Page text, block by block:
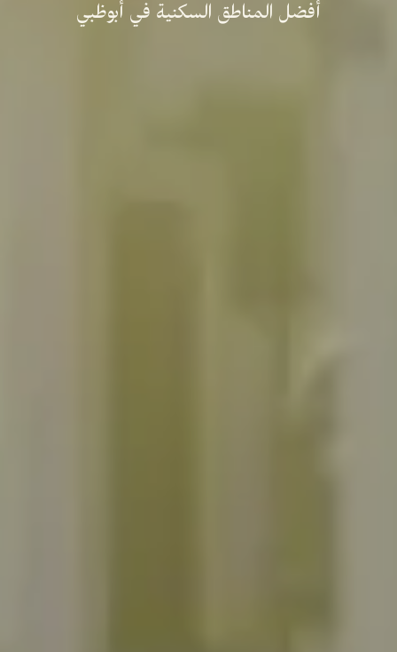
أفضل المناطق السكنية في أبوظبي